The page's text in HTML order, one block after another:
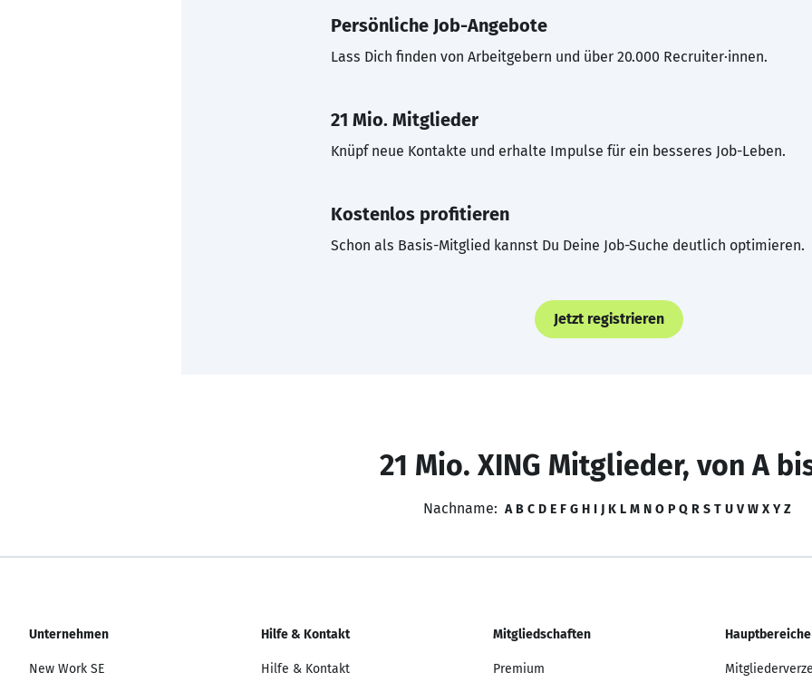
Persönliche Job-Angebote
Lass Dich finden von Arbeitgebern und über 20.000 Recruiter·innen.
21 Mio. Mitglieder
Knüpf neue Kontakte und erhalte Impulse für ein besseres Job-Leben.
Kostenlos profitieren
Schon als Basis-Mitglied kannst Du Deine Job-Suche deutlich optimieren.
Jetzt registrieren
21 Mio. XING Mitglieder, von A
Nachname: A B C D E F G H I J K L M N O P Q R S T U V W X Y Z
Unternehmen
New Work SE
Hilfe & Kontakt
Hilfe & Kontakt
Mitgliedschaften
Premium
Hauptbereiche